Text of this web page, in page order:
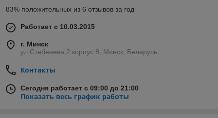
83% положительных из 6 отзывов за год
Работает с 10.03.2015
г. Минск
ул.Стебенева,2 корпус 8, Минск, Беларусь
Контакты
Сегодня работает с 09:00 до 21:00
Показать весь график работы